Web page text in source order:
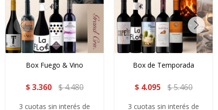
Box Fuego & Vino
$ 3.360 $4.480
3 cuotas sin interés de
Box de Temporada
$ 4.095 $5.460
3 cuotas sin interés de